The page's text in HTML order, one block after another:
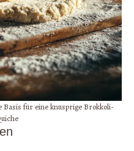
Basis für eine knusprige Brokkoli-